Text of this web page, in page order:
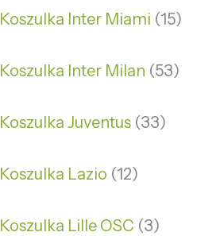
Koszulka Inter Miami 15
Koszulka Inter Milan 53
Koszulka Juventus 33
Koszulka Lazio 12
Koszulka Lille OSC 3